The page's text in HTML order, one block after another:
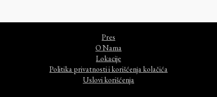
Pres
O Nama
Lokacije
Politika privatnosti i korišćenja kolačića
Uslovi korišćenja